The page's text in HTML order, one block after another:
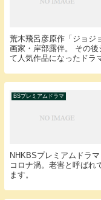
荒木飛呂彦原作「ジョジ
画家・岸部露伴。 その
て人気作品になったドラ
BSプレミアムドラマ
NHKBSプレミアムドラ
コロナ渦。老害と呼ばれ
ます。